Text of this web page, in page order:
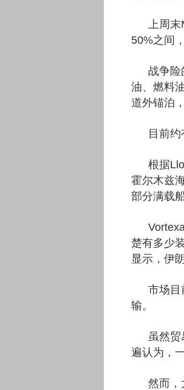
上周末
50%之间
战争
油、燃料
道外锚泊
目前
根据
霍尔木兹
部分满载
楚有多少
显示，伊
市场目
输。
虽然贸
遍认为，
然而，